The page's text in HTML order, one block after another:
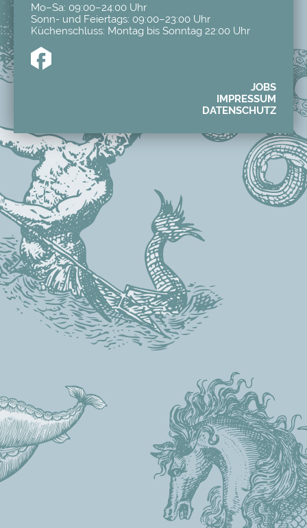
Mo–Sa: 09:00–24:00 Uhr
Sonn- und Feiertags: 09:00–23:00 Uhr
Küchenschluss: Montag bis Sonntag 22:00 Uhr
JOBS
IMPRESSUM
DATENSCHUTZ